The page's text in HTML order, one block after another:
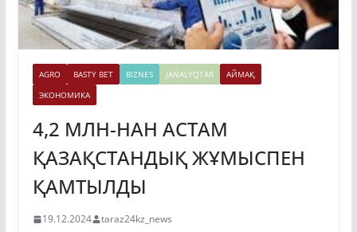
AGRO BASTY BET BIZNES JAŃALYQTAR
АЙМАҚ
ЭКОНОМИКА
4,2 МЛН-НАН АСТАМ
ҚАЗАҚСТАНДЫҚ ЖҰМЫСПЕН
ҚАМТЫЛДЫ
19.12.2024 taraz24kz_news